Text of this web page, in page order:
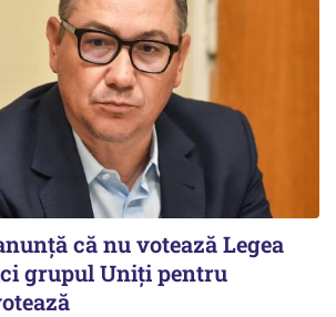
că nu votează Legea
grupul Uniţi pentru